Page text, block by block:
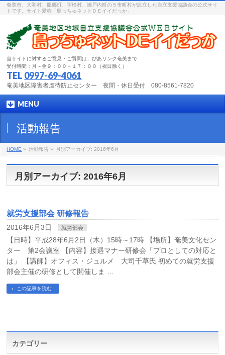
奄美市、大和村、龍郷町、宇検村、瀬戸内町の５市町村が設立した自立支援協議会の公式サイ
トです。サイト愛称「島っちゅネットＤＥイイだっか」
当サイトに対するご意見・ご質問は、ぴあリンク奄美まで
受付時間：月～金９：００－１７：００（祝日除く）
TEL 0997-69-4061
奄美地区障害者虐待防止センター 夜間・休日受付 080-8561-7820
MENU
活動報告
HOME » 活動報告 » 月別アーカイブ: 2016年6月
月別アーカイブ: 2016年6月
就労支援部会 研修報告
2016年6月3日 就労部会
【日時】平成28年6月2日（木）15時～17時 【場所】奄美文化セン
ター 第2会議室 【内容】接遇マナー研修会「プロとしての対応と
は」 【講師】オフィス・ジュルメ 大司千草氏 初めての就労支援
部会主催の研修として開催しま …
この記事を読む
カテゴリー